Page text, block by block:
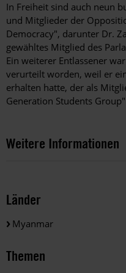
In Freiheit sind auch neun
und Mitglieder der
Democracy", darunter Dr.
gewähltes Mitglied des
Ein weiterer Entlassener
verurteilt worden, weil er
erhalten hatte, der als
Generation Students
Weitere Informationen
Länder
Myanmar
Themen